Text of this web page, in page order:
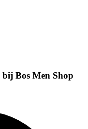
bij Bos Men Shop